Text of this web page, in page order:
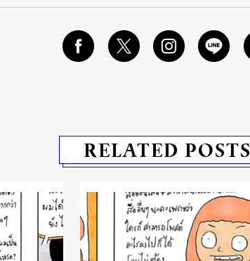
RELATED POSTS